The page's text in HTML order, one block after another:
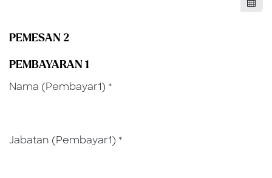
PEMESAN 2
PEMBAYARAN 1
Nama (Pembayar1) *
Jabatan (Pembayar1) *